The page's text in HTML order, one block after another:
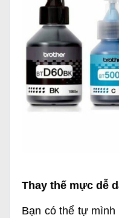
Thay thế mực dễ
Bạn có thể tự